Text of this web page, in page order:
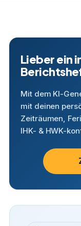
Lieber ein
Mit dem KI-
mit deinen
Zeiträumen,
IHK- & HWK-